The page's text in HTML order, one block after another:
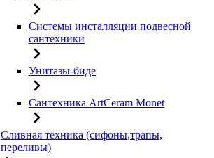
Системы инсталляции подвесной
сантехники
Унитазы-биде
Сантехника ArtCeram Monet
Сливная техника (сифоны,трапы,
переливы)